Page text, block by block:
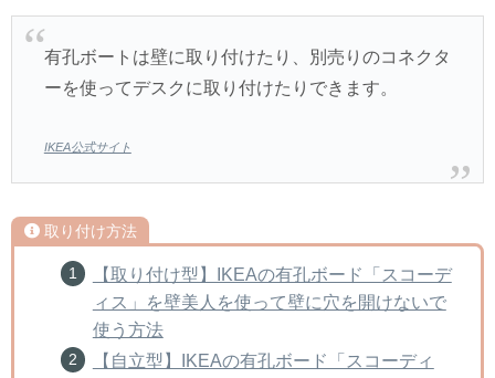
有孔ボートは壁に取り付けたり、別売りのコネクタ
ーを使ってデスクに取り付けたりできます。
IKEA公式サイト
取り付け方法
【取り付け型】IKEAの有孔ボード「スコーデ
ィス」を壁美人を使って壁に穴を開けないで
使う方法
【自立型】IKEAの有孔ボード「スコーディ